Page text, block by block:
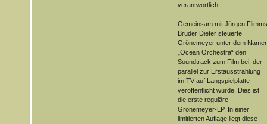
verantwortlich.
Gemeinsam mit Jürgen Flimms
Bruder Dieter steuerte
Grönemeyer unter dem
„Ocean Orchestra“ den
Soundtrack zum Film bei, der
parallel zur Erstausstrahlung
im TV auf Langspielplatte
veröffentlicht wurde. Dies ist
die erste reguläre
Grönemeyer-LP. In einer
limitierten Auflage liegt diese